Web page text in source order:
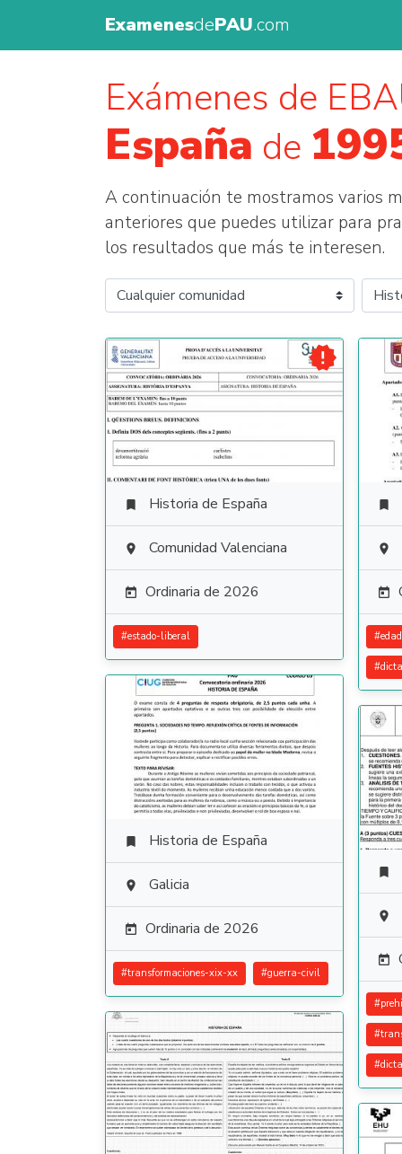
ExamenesdePAU.com
Exámenes de
España de
A continuación te mostramos varios
anteriores que puedes utilizar para
los resultados que más te interesen.

 Historia de España
 Comunidad Valenciana
 Ordinaria de 2026
#estado-liberal



#
#
 Historia de España
 Galicia
 Ordinaria de 2026
#transformaciones-xix-xx #guerra-civil



#
#
#